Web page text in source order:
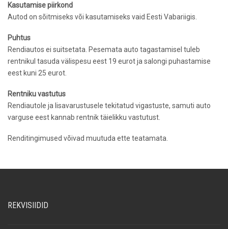
Kasutamise piirkond
Autod on sõitmiseks või kasutamiseks vaid Eesti Vabariigis.
Puhtus
Rendiautos ei suitsetata. Pesemata auto tagastamisel tuleb
rentnikul tasuda välispesu eest 19 eurot ja salongi puhastamise
eest kuni 25 eurot.
Rentniku vastutus
Rendiautole ja lisavarustusele tekitatud vigastuste, samuti auto
varguse eest kannab rentnik täielikku vastutust.
Renditingimused võivad muutuda ette teatamata.
REKVISIIDID